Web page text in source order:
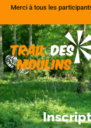
Merci à tous les